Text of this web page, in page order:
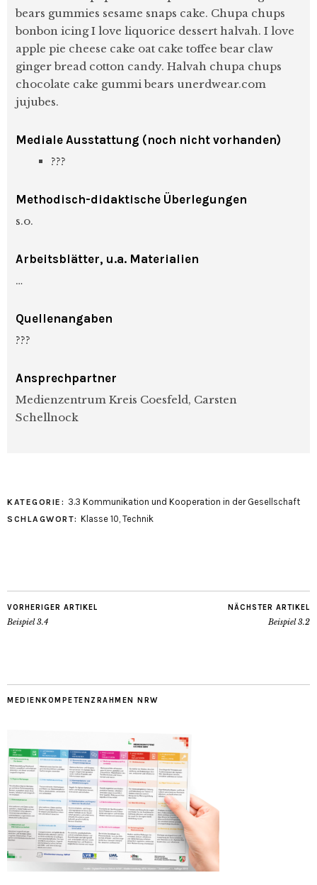
bears gummies sesame snaps cake. Chupa chups
bonbon icing I love liquorice dessert halvah. I love
apple pie cheese cake oat cake toffee bear claw
ginger bread cotton candy. Halvah chupa chups
chocolate cake gummi bears unerdwear.com
jujubes.
Mediale Ausstattung (noch nicht vorhanden)
???
Methodisch-didaktische Überlegungen
s.o.
Arbeitsblätter, u.a. Materialien
…
Quellenangaben
???
Ansprechpartner
Medienzentrum Kreis Coesfeld, Carsten
Schellnock
KATEGORIE: 3.3 Kommunikation und Kooperation in der Gesellschaft
SCHLAGWORT: Klasse 10, Technik
VORHERIGER ARTIKEL
Beispiel 3.4
NÄCHSTER ARTIKEL
Beispiel 3.2
MEDIENKOMPETENZRAHMEN NRW